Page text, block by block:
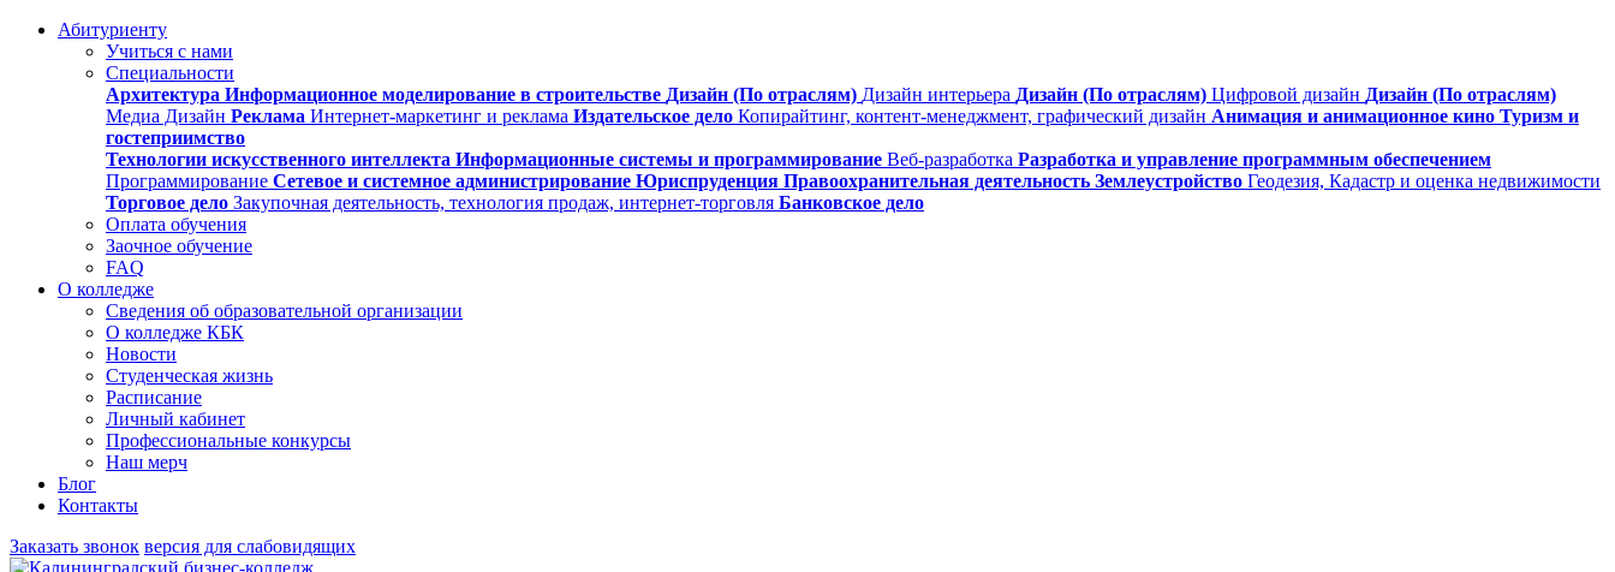
Абитуриенту
Учиться с нами
Специальности
Архитектура Информационное моделирование в строительстве Дизайн (По отраслям) Дизайн интерьера Дизайн (По отраслям) Цифровой дизайн Дизайн (По отраслям)
Медиа Дизайн Реклама Интернет-маркетинг и реклама Издательское дело Копирайтинг, контент-менеджмент, графический дизайн Анимация и анимационное кино Туризм и
гостеприимство
Технологии искусственного интеллекта Информационные системы и программирование Веб-разработка Разработка и управление программным обеспечением
Программирование Сетевое и системное администрирование Юриспруденция Правоохранительная деятельность Землеустройство Геодезия, Кадастр и оценка недвижимости
Торговое дело Закупочная деятельность, технология продаж, интернет-торговля Банковское дело
Оплата обучения
Заочное обучение
FAQ
О колледже
Сведения об образовательной организации
О колледже КБК
Новости
Студенческая жизнь
Расписание
Личный кабинет
Профессиональные конкурсы
Наш мерч
Блог
Контакты
Заказать звонок версия для слабовидящих